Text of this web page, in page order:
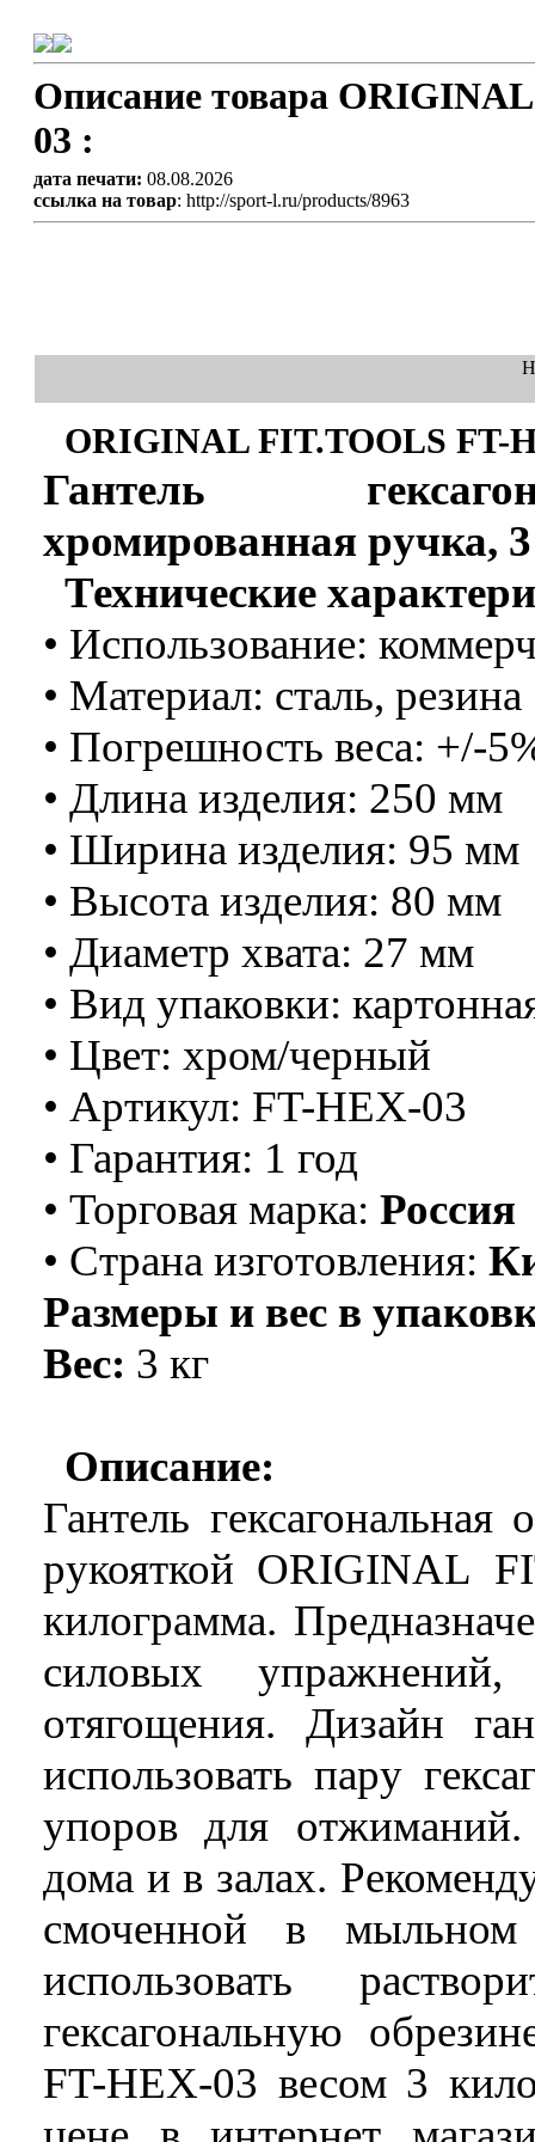
Описание товара
03 :
дата печати: 08.08.2026
ссылка на товар: http://sport-l.ru/products/8963
ORIGINAL FIT.TOOLS FT-
Гантель
хромированная ручка,
Технические
• Использование:
• Материал: сталь, резина
• Погрешность веса: +/-
• Длина изделия: 250 мм
• Ширина изделия: 95 мм
• Высота изделия: 80 мм
• Диаметр хвата: 27 мм
• Вид упаковки:
• Цвет: хром/черный
• Артикул: FT-HEX-03
• Гарантия: 1 год
• Торговая марка: Россия
• Страна изготовления:
Размеры и вес в
Вес: 3 кг
Описание:
Гантель
рукояткой ORIGINAL
килограмма.
силовых упражнений,
отягощения. Дизайн
использовать пару
упоров для отжиманий.
дома и в залах.
смоченной в мыльном
использовать
гексагональную
FT-HEX-03 весом 3